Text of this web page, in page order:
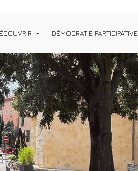
DÉMOCRATIE PARTICIPATIVE